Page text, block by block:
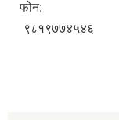
फोन:
९८१९७७४५४६